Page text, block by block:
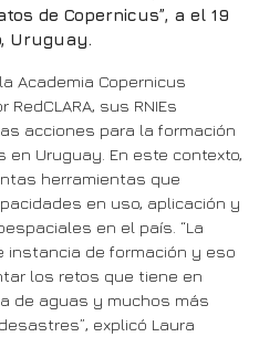
de Copernicus”, a el 19
Uruguay.
Academia Copernicus
sus RNIEs
acciones para la formación
en Uruguay. En este contexto,
herramientas que
en uso, aplicación y
en el país. “La
instancia de formación y eso
los retos que tiene en
de aguas y muchos más
explicó Laura